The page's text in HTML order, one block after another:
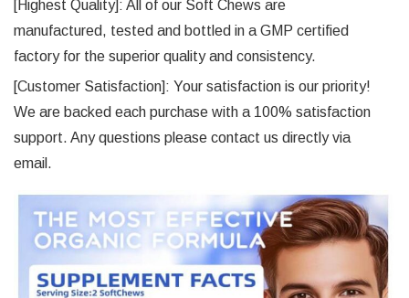
[Highest Quality]: All of our Soft Chews are
manufactured, tested and bottled in a GMP certified
factory for the superior quality and consistency.
[Customer Satisfaction]: Your satisfaction is our priority!
We are backed each purchase with a 100% satisfaction
support. Any questions please contact us directly via
email.